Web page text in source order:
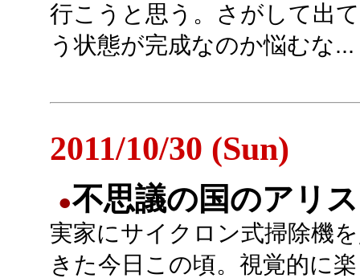
行こうと思う。さがして出
う状態が完成なのか悩むな...
2011/10/30 (Sun)
●不思議の国のアリス
実家にサイクロン式掃除機
きた今日この頃。視覚的に